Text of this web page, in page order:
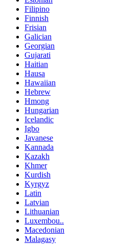
Filipino
Finnish
Frisian
Galician
Georgian
Gujarati
Haitian
Hausa
Hawaiian
Hebrew
Hmong
Hungarian
Icelandic
Igbo
Javanese
Kannada
Kazakh
Khmer
Kurdish
Kyrgyz
Latin
Latvian
Lithuanian
Luxembou..
Macedonian
Malagasy